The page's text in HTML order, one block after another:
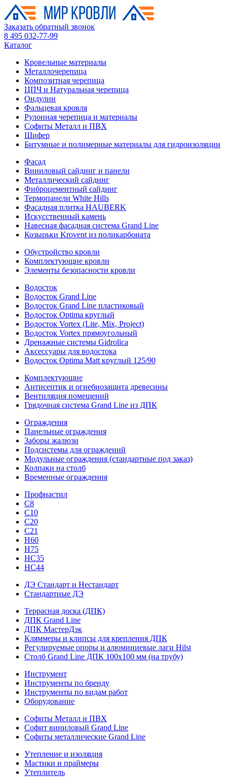
Заказать обратный звонок
8 495 032-77-99
Каталог
Кровельные материалы
Металлочерепица
Композитная черепица
ЦПЧ и Натуральная черепица
Ондулин
Фальцевая кровля
Рулонная черепица и материалы
Софиты Металл и ПВХ
Шифер
Битумные и полимерные материалы для гидроизоляции
Фасад
Виниловый сайдинг и панели
Металлический сайдинг
Фиброцементный сайдинг
Термопанели White Hills
Фасадная плитка HAUBERK
Искусственный камень
Навесная фасадная система Grand Line
Козырьки Krovent из поликарбоната
Обустройство кровли
Комплектующие кровли
Элементы безопасности кровли
Водосток
Водосток Grand Line
Водосток Grand Line пластиковый
Водосток Optima круглый
Водосток Vortex (Lite, Mix, Project)
Водосток Vortex прямоугольный
Дренажные системы Gidrolica
Аксессуары для водостока
Водосток Optima Matt круглый 125/90
Комплектующие
Антисептик и огнебиозащита древесины
Вентиляция помещений
Грядочная система Grand Line из ДПК
Ограждения
Панельные ограждения
Заборы жалюзи
Подсистемы для ограждений
Модульные ограждения (стандартные под заказ)
Колпаки на столб
Временные ограждения
Профнастил
С8
С10
С20
С21
H60
H75
HС35
НС44
ДЭ Стандарт и Нестандарт
Стандартные ДЭ
Террасная доска (ДПК)
ДПК Grand Line
ДПК МастерДэк
Кляммеры и клипсы для крепления ДПК
Регулируемые опоры и алюминиевые лаги Hilst
Столб Grand Line ДПК 100х100 мм (на трубу)
Инструмент
Инструменты по бренду
Инструменты по видам работ
Оборудование
Софиты Металл и ПВХ
Софит виниловый Grand Line
Софиты металлические Grand Line
Утепление и изоляция
Мастики и праймеры
Утеплитель